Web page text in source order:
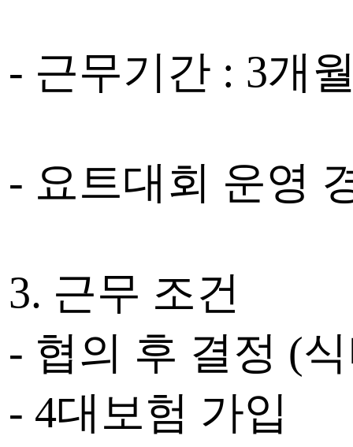
- 근무기간 : 3개
- 요트대회 운영
3. 근무 조건
- 협의 후 결정 (
- 4대보험 가입